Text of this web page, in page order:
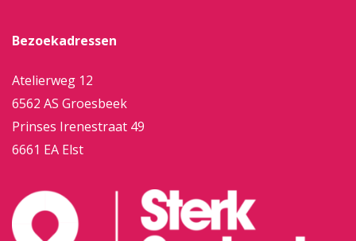
Bezoekadressen
Atelierweg 12
6562 AS Groesbeek
Prinses Irenestraat 49
6661 EA Elst